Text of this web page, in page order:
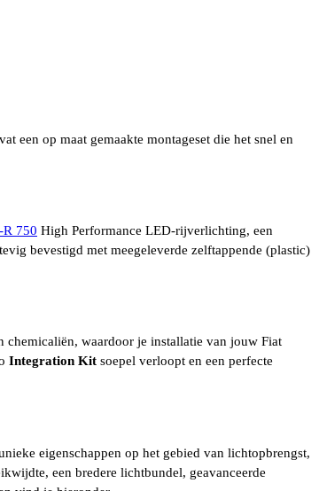
een op maat gemaakte montageset die het snel en
R 750 High Performance LED-rijverlichting, een
bevestigd met meegeleverde zelftappende (plastic)
chemicaliën, waardoor je installatie van jouw Fiat
Integration Kit soepel verloopt en een perfecte
eigenschappen op het gebied van lichtopbrengst,
een bredere lichtbundel, geavanceerde